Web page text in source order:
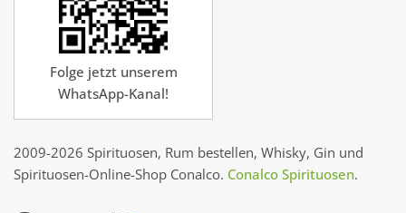
Folge jetzt unserem
WhatsApp-Kanal!
2009-2026 Spirituosen, Rum bestellen, Whisky, Gin und
Spirituosen-Online-Shop Conalco. Conalco Spirituosen.